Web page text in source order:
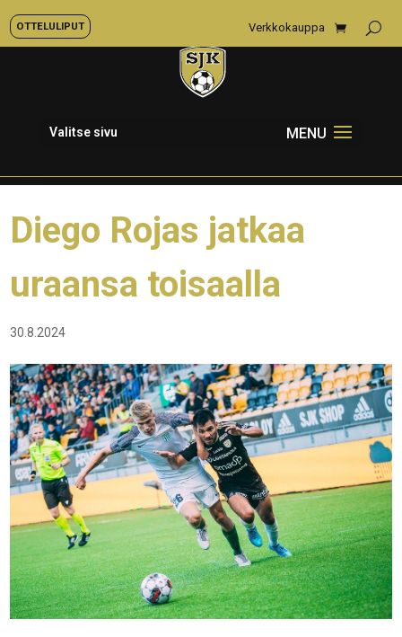
OTTELULIPUT Verkkokauppa
Valitse sivu
Diego Rojas jatkaa
uraansa toisaalla
30.8.2024